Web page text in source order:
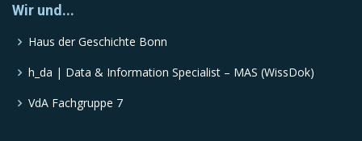
Wir und...
Haus der Geschichte Bonn
h_da | Data & Information Specialist – MAS (WissDok)
VdA Fachgruppe 7